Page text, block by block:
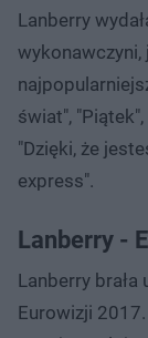
Lanberry
świat",
"Dzięki, że
express".
Lanberry -
Lanberry brała
Eurowizji 2017.